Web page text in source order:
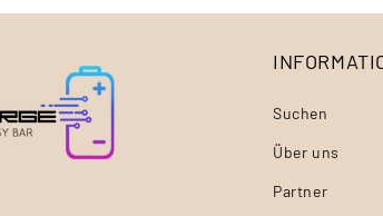
Suchen
Über uns
Partner